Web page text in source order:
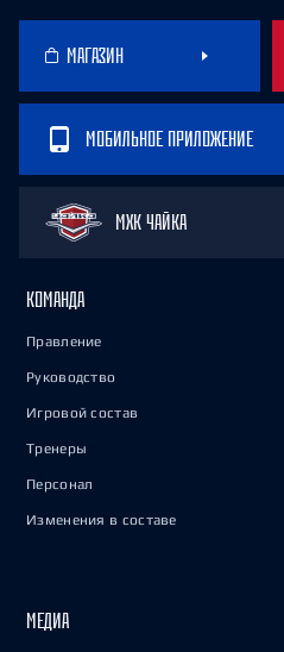
МАГАЗИН
МОБИЛЬНОЕ ПРИЛОЖЕНИЕ
МХК ЧАЙКА
КОМАНДА
Правление
Руководство
Игровой состав
Тренеры
Персонал
Изменения в составе
МЕДИА